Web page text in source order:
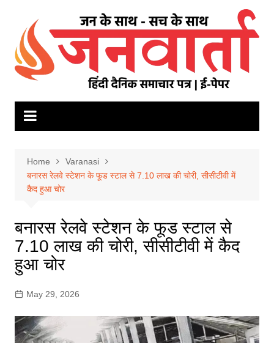
content
Home
Varanasi
बनारस रेलवे स्टेशन के फूड स्टाल से 7.10 लाख की चोरी, सीसीटीवी में
कैद हुआ चोर
बनारस रेलवे स्टेशन के फूड स्टाल से
7.10 लाख की चोरी, सीसीटीवी में कैद
हुआ चोर
May 29, 2026